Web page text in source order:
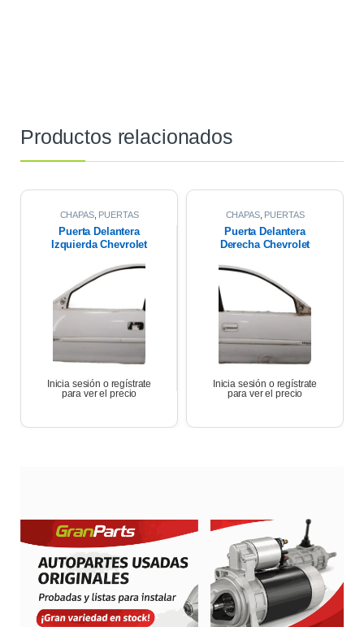
Productos relacionados
CHAPAS, PUERTAS
Puerta Delantera
Izquierda Chevrolet
Inicia sesión o regístrate
para ver el precio
CHAPAS, PUERTAS
Puerta Delantera
Derecha Chevrolet
Inicia sesión o regístrate
para ver el precio